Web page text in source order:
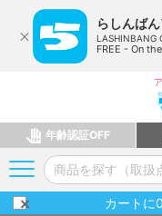
らしんば
LASHINBANG
FREE - On
年齢認証OFF
カートに0